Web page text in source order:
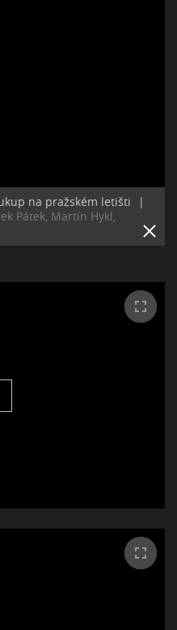
na pražském letišti
|
Pátek, Martin Hykl,